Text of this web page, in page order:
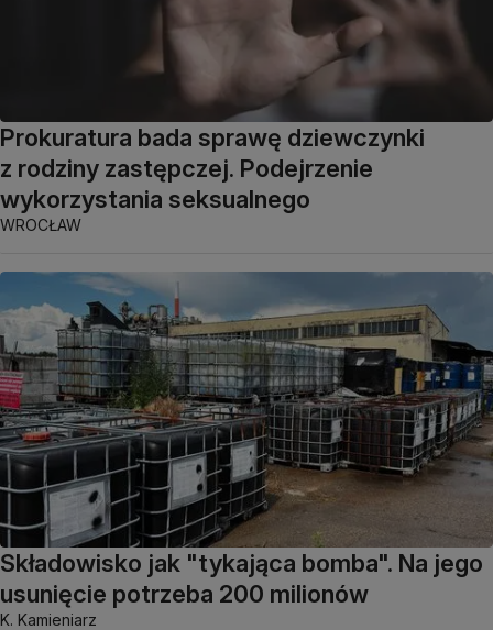
Prokuratura bada sprawę dziewczynki
z rodziny zastępczej. Podejrzenie
wykorzystania seksualnego
WROCŁAW
Składowisko jak "tykająca bomba". Na jego
usunięcie potrzeba 200 milionów
K. Kamieniarz